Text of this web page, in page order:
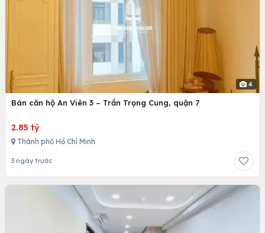
4
Bán căn hộ An Viên 3 – Trần Trọng Cung, quận 7
2.85 tỷ
Thành phố Hồ Chí Minh
3 ngày trước